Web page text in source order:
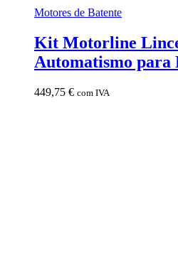
Motores de Batente
Kit Motorline Lince
Automatismo para
449,75 € com IVA